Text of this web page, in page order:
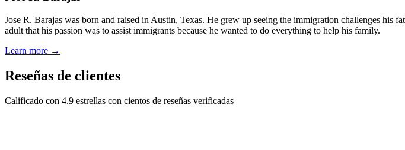
Jose R. Barajas was born and raised in Austin, Texas. He grew up seeing the immigration challenges
adult that his passion was to assist immigrants because he wanted to do everything to help his family.
Learn more →
Reseñas de clientes
Calificado con 4.9 estrellas con cientos de reseñas verificadas